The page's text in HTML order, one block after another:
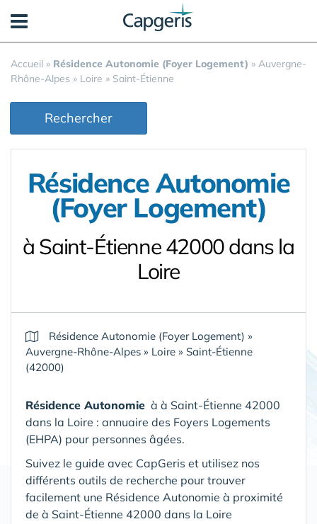
Accueil » Résidence Autonomie (Foyer Logement) » Auvergne-
Rhône-Alpes » Loire » Saint-Étienne
Rechercher
Résidence Autonomie
(Foyer Logement)
à Saint-Étienne 42000 dans la
Loire
Résidence Autonomie (Foyer Logement) »
Auvergne-Rhône-Alpes » Loire » Saint-Étienne
(42000)
Résidence Autonomie à à Saint-Étienne 42000
dans la Loire : annuaire des Foyers Logements
(EHPA) pour personnes âgées.
Suivez le guide avec CapGeris et utilisez nos
différents outils de recherche pour trouver
facilement une Résidence Autonomie à proximité
de à Saint-Étienne 42000 dans la Loire